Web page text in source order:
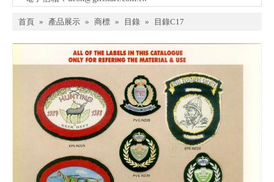
首頁 » 產品展示 » 商標 » 目錄 » 目錄C17